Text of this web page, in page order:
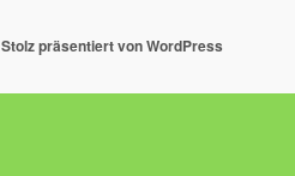
Stolz präsentiert von WordPress